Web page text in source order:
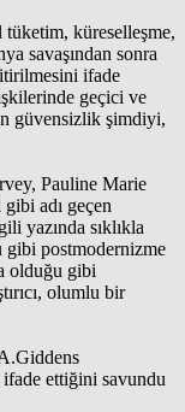
küreselleşme,
savaşından sonra
ifade
geçici ve
güvensizlik şimdiyi,
Pauline Marie
adı geçen
yazında sıklıkla
gibi postmodernizme
olduğu gibi
olumlu bir
ettiğini savundu